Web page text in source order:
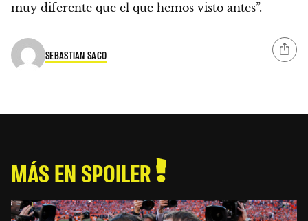
muy diferente que el que hemos visto antes”.
SEBASTIAN SACO
MÁS EN SPOILER